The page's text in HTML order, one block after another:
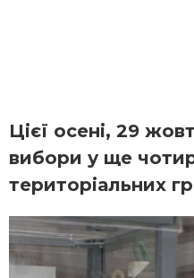
Цієї осені, 29
вибори у ще
територіальних